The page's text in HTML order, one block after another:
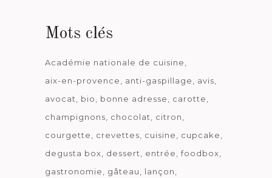
Mots clés
Académie nationale de cuisine
aix-en-provence
anti-gaspillage
avis
avocat
bio bonne adresse
carotte
champignons
chocolat
citron
courgette
crevettes cuisine
cupcake
degusta box
dessert entrée
foodbox
gastronomie
gâteau
lançon